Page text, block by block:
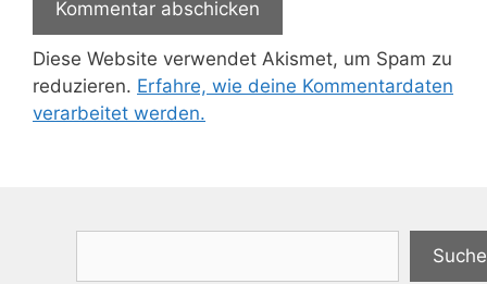
Diese Website verwendet Akismet, um Spam zu
reduzieren. Erfahre, wie deine Kommentardaten
verarbeitet werden.